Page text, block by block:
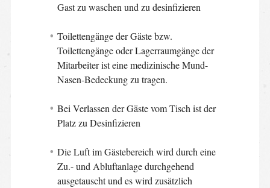
Gast zu waschen und zu desinfizieren
Toilettengänge der Gäste bzw.
Toilettengänge oder Lagerraumgänge der
Mitarbeiter ist eine medizinische Mund-
Nasen-Bedeckung zu tragen.
Bei Verlassen der Gäste vom Tisch ist der
Platz zu Desinfizieren
Die Luft im Gästebereich wird durch eine
Zu.- und Abluftanlage durchgehend
ausgetauscht und es wird zusätzlich